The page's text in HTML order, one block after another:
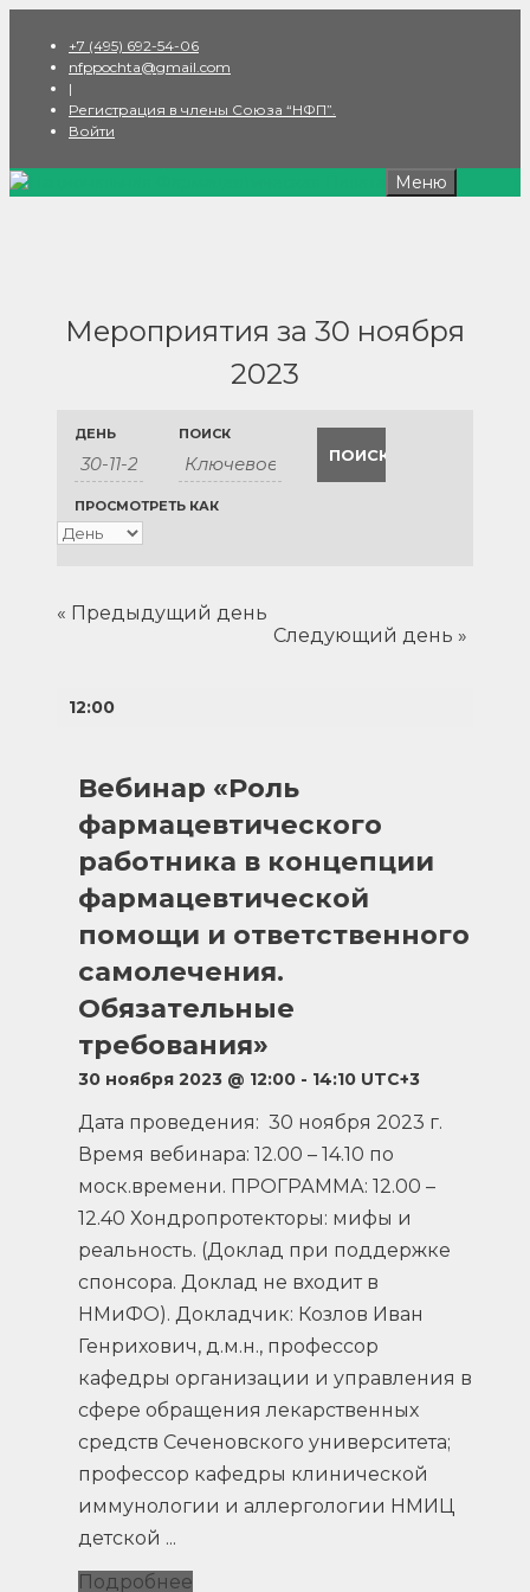
содержимому
+7 (495) 692-54-06
nfppochta@gmail.com
|
Регистрация в члены Союза “НФП”.
Войти
Меню
Мероприятия за 30 ноября
2023
Поиск
и
просмотр
навигации
Мероприятия
Поиск
ДЕНЬ ПОИСК
Мероприятие
виды
навигации
ПРОСМОТРЕТЬ КАК
« Предыдущий день
Следующий день »
12:00
Вебинар «Роль
фармацевтического
работника в концепции
фармацевтической
помощи и ответственного
самолечения.
Обязательные
требования»
30 ноября 2023 @ 12:00- 14:10 UTC+3
Дата проведения: 30 ноября 2023 г.
Время вебинара: 12.00 – 14.10 по
моск.времени. ПРОГРАММА: 12.00 –
12.40 Хондропротекторы: мифы и
реальность. (Доклад при поддержке
спонсора. Доклад не входит в
НМиФО). Докладчик: Козлов Иван
Генрихович, д.м.н., профессор
кафедры организации и управления в
сфере обращения лекарственных
средств Сеченовского университета;
профессор кафедры клинической
иммунологии и аллергологии НМИЦ
детской ...
Подробнее